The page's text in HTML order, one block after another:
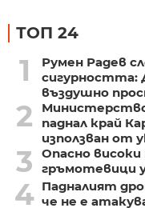
ТОП 24
1
Румен Радев
сигурността:
въздушно
2
паднал край
използван от
3
Опасно
гръмотевици
4 Падналият
че не е